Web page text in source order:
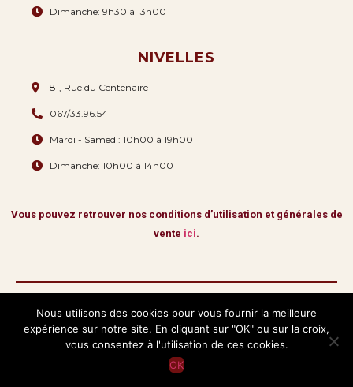
Dimanche: 9h30 à 13h00
NIVELLES
81, Rue du Centenaire
067/33.96.54
Mardi - Samedi: 10h00 à 19h00
Dimanche: 10h00 à 14h00
Vous pouvez retrouver nos conditions d’utilisation et générales de
vente ici.
Copyright © 2026 La Romana & Fils.
Tous droits réservés
Nous utilisons des cookies pour vous fournir la meilleure
expérience sur notre site. En cliquant sur "OK" ou sur la croix,
vous consentez à l'utilisation de ces cookies.
OK